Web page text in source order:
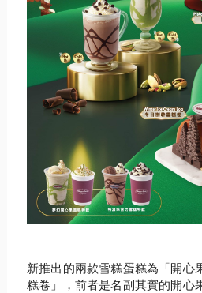
新推出的兩款雪糕蛋糕為「開心
糕卷」，前者是名副其實的開心